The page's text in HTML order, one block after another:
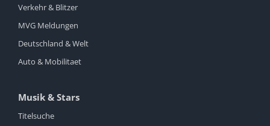
Verkehr & Blitzer
MVG Meldungen
Deutschland & Welt
Auto & Mobilitaet
Musik & Stars
Titelsuche